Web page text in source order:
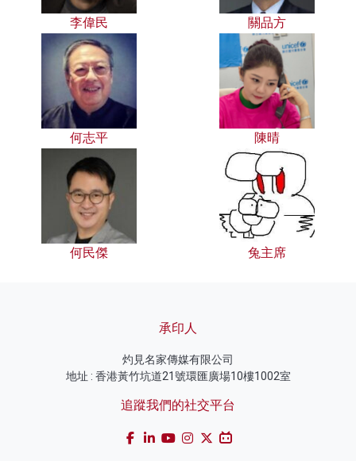
李偉民 關品方
何志平 陳晴
何民傑 兔主席
承印人
灼見名家傳媒有限公司
地址 : 香港黃竹坑道21號環匯廣場10樓1002室
追蹤我們的社交平台